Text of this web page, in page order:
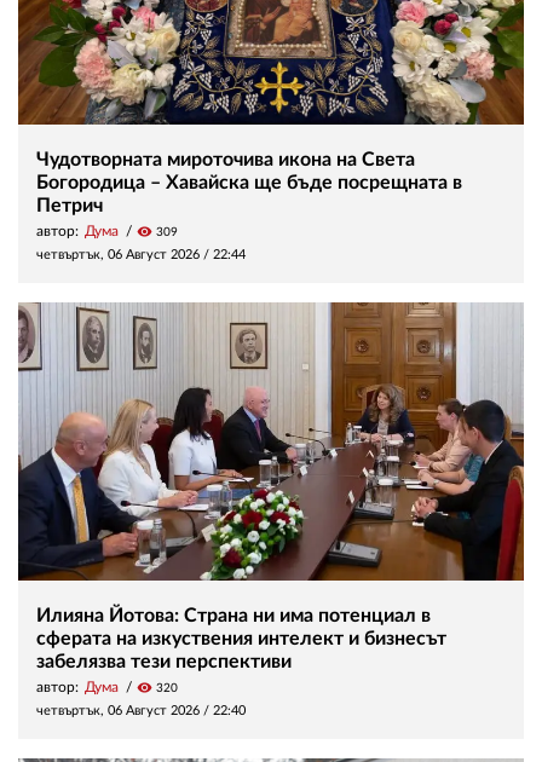
Чудотворната мироточива икона на Света
Богородица – Хавайска ще бъде посрещната в
Петрич
автор: Дума visibility 309
четвъртък, 06 Август 2026 / 22:44
Илияна Йотова: Страна ни има потенциал в
сферата на изкуствения интелект и бизнесът
забелязва тези перспективи
автор: Дума visibility 320
четвъртък, 06 Август 2026 / 22:40